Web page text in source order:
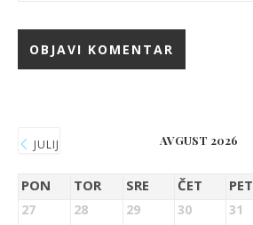
JULIJ AVGUST 2026
PON TOR SRE ČET PET
27 28 29 30 31